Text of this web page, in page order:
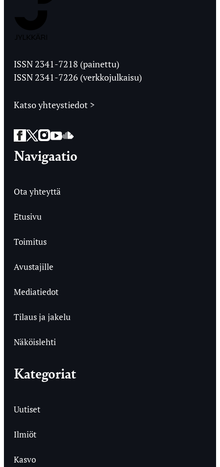
Ylioppilaslehti
ISSN 2341-7218 (painettu)
ISSN 2341-7226 (verkkojulkaisu)
Katso yhteystiedot >
Facebook
Twitter
Instagram
YouTube
SoundCloud
Navigaatio
Ota yhteyttä
Etusivu
Toimitus
Avustajille
Mediatiedot
Tilaus ja jakelu
Näköislehti
Kategoriat
Uutiset
Ilmiöt
Kasvo